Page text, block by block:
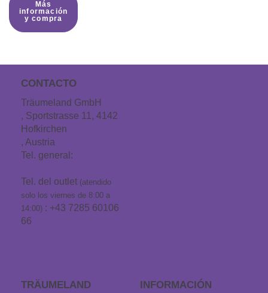
Más
información
y compra
CONTACTO
Träumeland GmbH
, Sportstrasse 11, 4142
Hofkirchen
, Austria
Tel. general:
Tel. del outlet (atendido
solo los viernes de 8:00 a
14:00) : +43 7285 60106
66
TRÄUMELAND INFORMACIÓN